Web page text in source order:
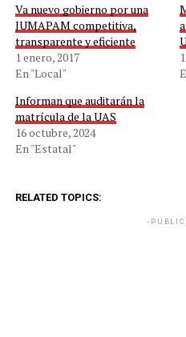
Va nuevo gobierno por una
JUMAPAM competitiva,
transparente y eficiente
1 enero, 2017
En "Local"
Informan que auditarán la
matrícula de la UAS
16 octubre, 2024
En "Estatal"
RELATED TOPICS:
-